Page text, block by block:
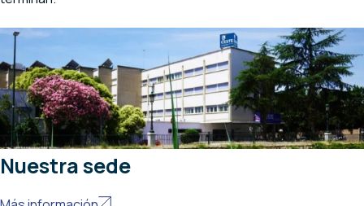
Nuestra sede